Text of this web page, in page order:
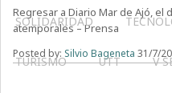
SOLIDARIDAD
TURISMO UTT V
Regresar a Diario Mar de Ajó, el
atemporales – Prensa
Posted by: Silvio Bageneta 31/7/